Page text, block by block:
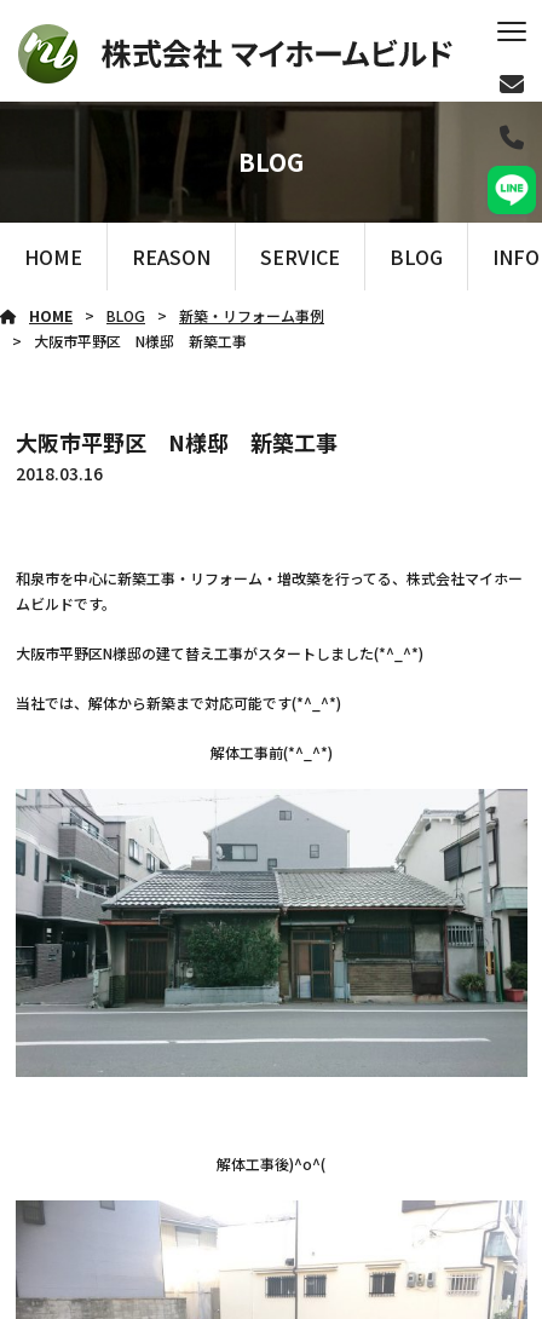
BLOG
HOME REASON SERVICE BLOG
HOME BLOG
新築・リフォーム事例
大阪市平野区 N様邸 新築工事
大阪市平野区 N様邸 新築工事
2018.03.16
和泉市を中心に新築工事・リフォーム・増改築を行ってる、株式会社マイホー
ムビルドです。
大阪市平野区N様邸の建て替え工事がスタートしました(*^_^*)
当社では、解体から新築まで対応可能です(*^_^*)
解体工事前(*^_^*)
解体工事後)^o^(